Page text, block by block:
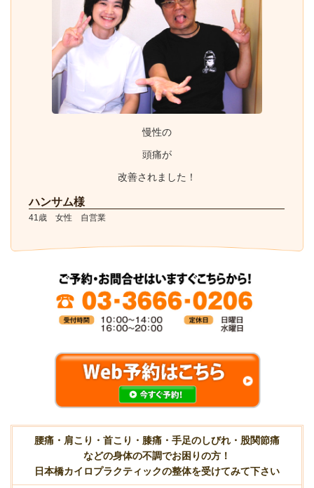
慢性の
頭痛が
改善されました！
ハンサム様
41歳 女性 自営業
腰痛・肩こり・首こり・膝痛・手足のしびれ・股関節痛
などの身体の不調でお困りの方！
日本橋カイロプラクティックの整体を受けてみて下さい